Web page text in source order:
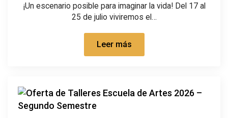
¡Un escenario posible para imaginar la vida! Del 17 al
25 de julio viviremos el…
Leer más